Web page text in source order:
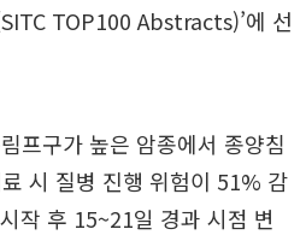
TOP100 Abstracts)’에 선
프구가 높은 암종에서 종양침
시 질병 진행 위험이 51% 감
작 후 15~21일 경과 시점 변